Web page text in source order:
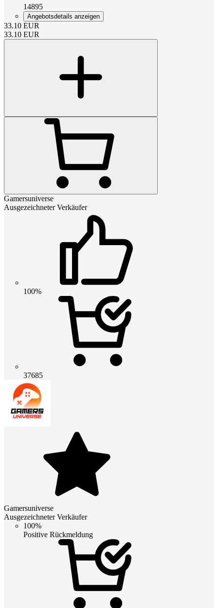
14895
Angebotsdetails anzeigen
33.10 EUR
33.10 EUR
Gamersuniverse
Ausgezeichneter Verkäufer
100%
37685
Gamersuniverse
Ausgezeichneter Verkäufer
100%
Positive Rückmeldung